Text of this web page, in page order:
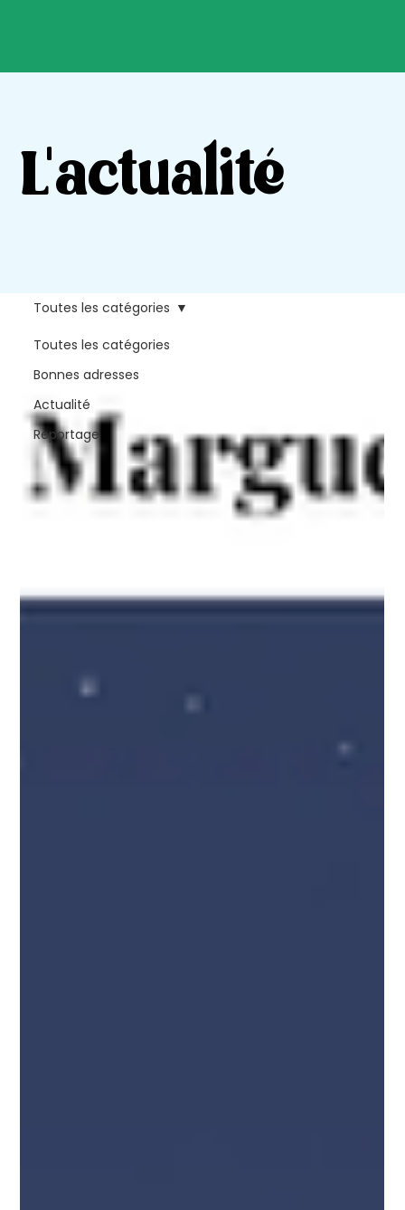
L'actualité
Toutes les catégories
Bonnes adresses
Actualité
Reportage
Toutes les catégories